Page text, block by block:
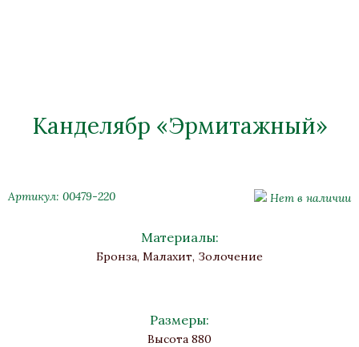
Канделябр «Эрмитажный»
Артикул: 00479-220 Нет в наличии
Материалы:
Бронза, Малахит, Золочение
Размеры:
Высота 880